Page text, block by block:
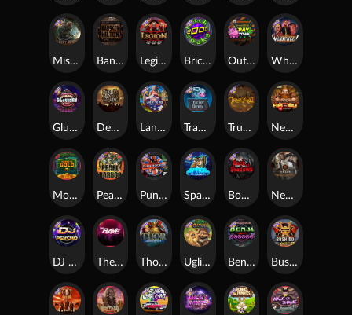
Nexus Fire In The Hole xBomb
Dead Men Walking
Bangkok Hilton
Nexus Tombstone RIP
Outsourced: Payday
Book Of Shadows
Tractor Beam
Space Donkey
Land of the Free
Brick Snake 2000
Monkey's Gold xPays
Benji Killed in Vegas
Gluttony
Legion X
DJ Psycho
Punk Rocker
Pearl Harbor
Whacked
Misery Mining
Thor: Hammer Time
True kult
Bushido Way xNudge
Ugliest Catch
The Rave